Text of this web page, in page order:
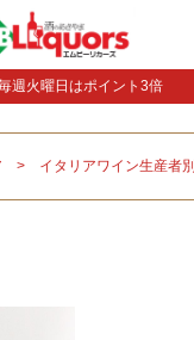
週火曜日はポイント3倍
イタリアワイン生産者別